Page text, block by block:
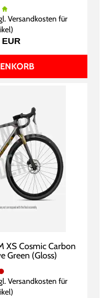
Versandkosten für
)
XS Cosmic Carbon
Green (Gloss)
Versandkosten für
)